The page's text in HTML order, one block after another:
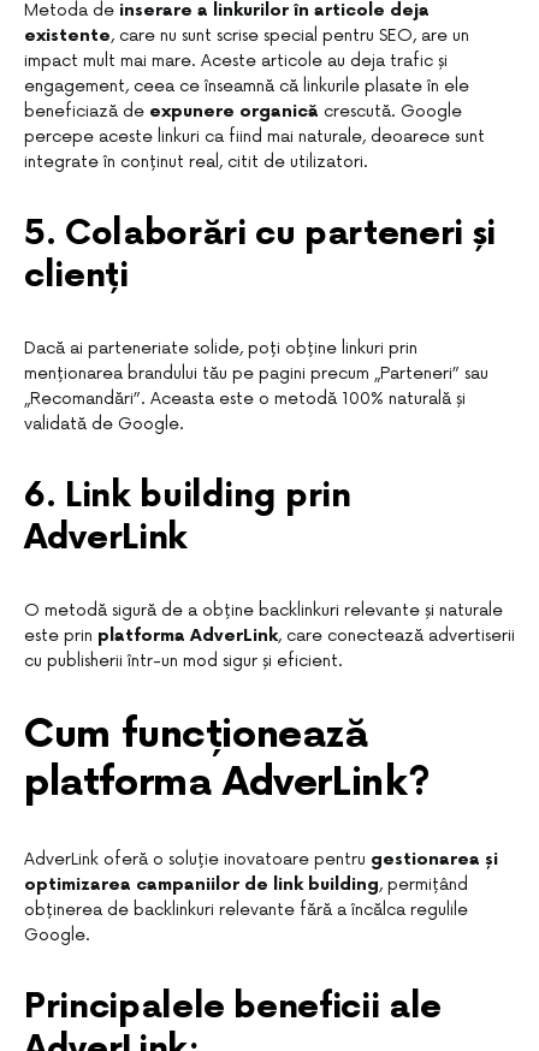
Metoda de inserare a linkurilor în articole deja
existente, care nu sunt scrise special pentru SEO, are un
impact mult mai mare. Aceste articole au deja trafic și
engagement, ceea ce înseamnă că linkurile plasate în ele
beneficiază de expunere organică crescută. Google
percepe aceste linkuri ca fiind mai naturale, deoarece sunt
integrate în conținut real, citit de utilizatori.
5. Colaborări cu parteneri și
clienți
Dacă ai parteneriate solide, poți obține linkuri prin
menționarea brandului tău pe pagini precum „Parteneri” sau
„Recomandări”. Aceasta este o metodă 100% naturală și
validată de Google.
6. Link building prin
AdverLink
O metodă sigură de a obține backlinkuri relevante și naturale
este prin platforma AdverLink, care conectează advertiserii
cu publisherii într-un mod sigur și eficient.
Cum funcționează
platforma AdverLink?
AdverLink oferă o soluție inovatoare pentru gestionarea și
optimizarea campaniilor de link building, permițând
obținerea de backlinkuri relevante fără a încălca regulile
Google.
Principalele beneficii ale